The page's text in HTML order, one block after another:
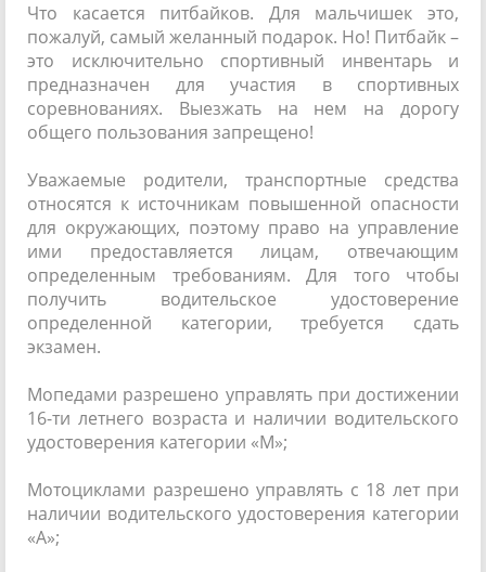
Что касается питбайков. Для мальчишек это,
пожалуй, самый желанный подарок. Но! Питбайк –
это исключительно спортивный инвентарь и
предназначен для участия в спортивных
соревнованиях. Выезжать на нем на дорогу
общего пользования запрещено!
Уважаемые родители, транспортные средства
относятся к источникам повышенной опасности
для окружающих, поэтому право на управление
ими предоставляется лицам, отвечающим
определенным требованиям. Для того чтобы
получить водительское удостоверение
определенной категории, требуется сдать
экзамен.
Мопедами разрешено управлять при достижении
16­-ти летнего возраста и наличии водительского
удостоверения категории «М»;
Мотоциклами разрешено управлять с 18 лет при
наличии водительского удостоверения категории
«А»;